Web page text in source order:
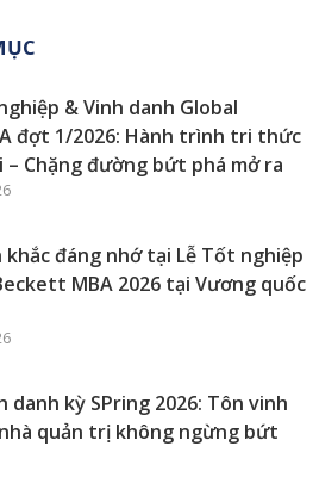
& Vinh danh Global
đợt 1/2026: Hành trình tri thức
– Chặng đường bứt phá mở ra
khắc đáng nhớ tại Lễ Tốt nghiệp
MBA 2026 tại Vương quốc
danh kỳ SPring 2026: Tôn vinh
quản trị không ngừng bứt